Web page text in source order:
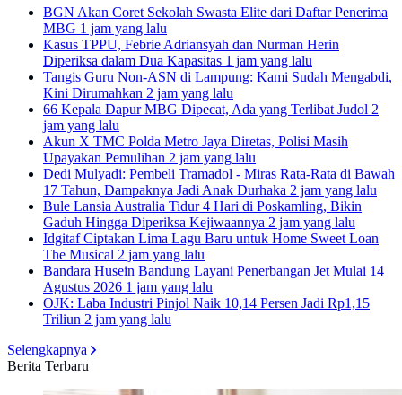
BGN Akan Coret Sekolah Swasta Elite dari Daftar Penerima
MBG 1 jam yang lalu
Kasus TPPU, Febrie Adriansyah dan Nurman Herin
Diperiksa dalam Dua Kapasitas 1 jam yang lalu
Tangis Guru Non-ASN di Lampung: Kami Sudah Mengabdi,
Kini Dirumahkan 2 jam yang lalu
66 Kepala Dapur MBG Dipecat, Ada yang Terlibat Judol 2
jam yang lalu
Akun X TMC Polda Metro Jaya Diretas, Polisi Masih
Upayakan Pemulihan 2 jam yang lalu
Dedi Mulyadi: Pembeli Tramadol - Miras Rata-Rata di Bawah
17 Tahun, Dampaknya Jadi Anak Durhaka 2 jam yang lalu
Bule Lansia Australia Tidur 4 Hari di Poskamling, Bikin
Gaduh Hingga Diperiksa Kejiwaannya 2 jam yang lalu
Idgitaf Ciptakan Lima Lagu Baru untuk Home Sweet Loan
The Musical 2 jam yang lalu
Bandara Husein Bandung Layani Penerbangan Jet Mulai 14
Agustus 2026 1 jam yang lalu
OJK: Laba Industri Pinjol Naik 10,14 Persen Jadi Rp1,15
Triliun 2 jam yang lalu
Selengkapnya
Berita Terbaru